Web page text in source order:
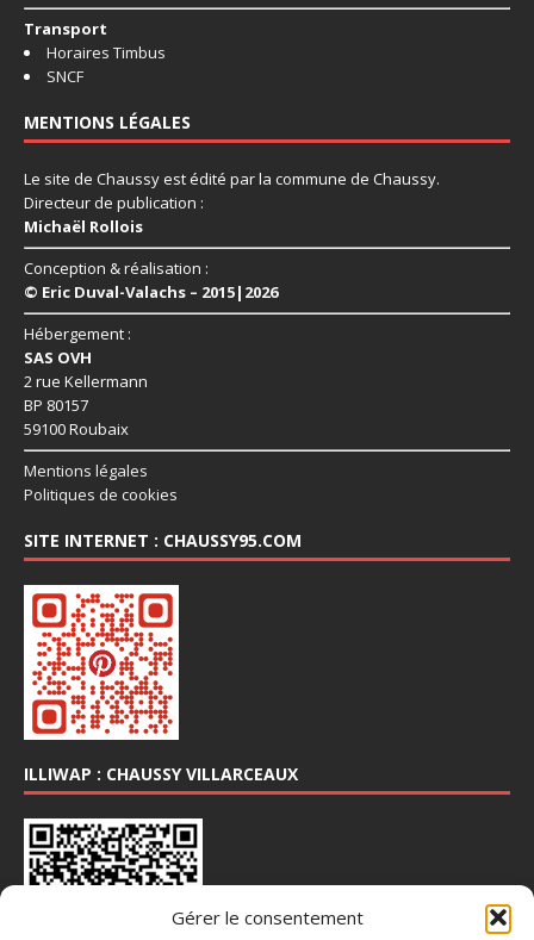
Gérer le consentement
Transport
Horaires Timbus
SNCF
MENTIONS LÉGALES
Le site de Chaussy est édité par la commune de Chaussy.
Directeur de publication :
Michaël Rollois
Conception & réalisation :
© Eric Duval-Valachs – 2015|2026
Hébergement :
SAS OVH
2 rue Kellermann
BP 80157
59100 Roubaix
Mentions légales
Politiques de cookies
SITE INTERNET : CHAUSSY95.COM
ILLIWAP : CHAUSSY VILLARCEAUX